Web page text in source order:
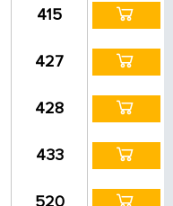
415
427
428
433
520